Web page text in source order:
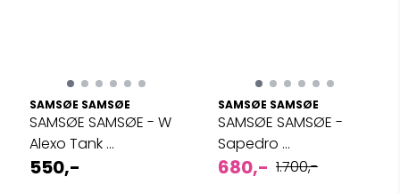
SAMSØE SAMSØE
SAMSØE SAMSØE - W
Alexo Tank ...
550,-
SAMSØE SAMSØE
SAMSØE SAMSØE -
Sapedro ...
680,- 1.700,-